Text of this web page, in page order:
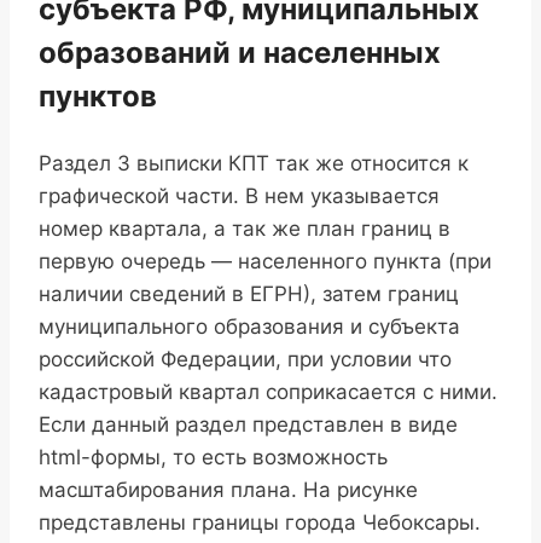
субъекта РФ, муниципальных
образований и населенных
пунктов
Раздел 3 выписки КПТ так же относится к
графической части. В нем указывается
номер квартала, а так же план границ в
первую очередь — населенного пункта (при
наличии сведений в ЕГРН), затем границ
муниципального образования и субъекта
российской Федерации, при условии что
кадастровый квартал соприкасается с ними.
Если данный раздел представлен в виде
html-формы, то есть возможность
масштабирования плана. На рисунке
представлены границы города Чебоксары.